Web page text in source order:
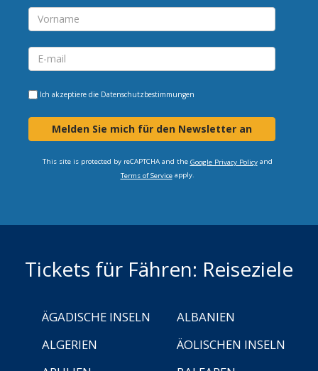
Ich akzeptiere die Datenschutzbestimmungen
Melden Sie mich für den Newsletter an
This site is protected by reCAPTCHA and the Google Privacy Policyand
Terms of Serviceapply.
Tickets für Fähren: Reiseziele
ÄGADISCHE INSELN
ALBANIEN
ALGERIEN
ÄOLISCHEN INSELN